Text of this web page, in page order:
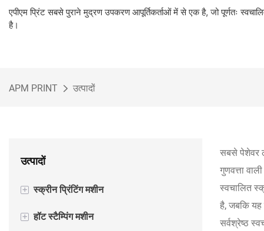
एपीएम प्रिंट सबसे पुराने मुद्रण उपकरण आपूर्तिकर्ताओं में से एक है, जो पूर्णतः
है।
APM PRINT उत्पादों
उत्पादों
+ स्क्रीन प्रिंटिंग मशीन
अर्ध स्वचालित स्क्रीन प्रिंटिंग मशीन
+ हॉट स्टैम्पिंग मशीन
सबसे पेशेवर
गुणवत्ता
स्वचालित
है, जबकि
सर्वश्रेष्ठ